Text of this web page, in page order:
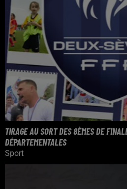
TIRAGE AU SORT DES 8ÈMES DE
DÉPARTEMENTALES
Sport